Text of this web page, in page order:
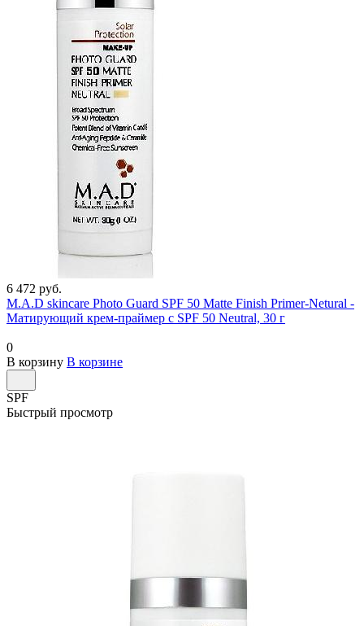
6 472 руб.
M.A.D skincare Photo Guard SPF 50 Matte Finish Primer-Netural -
Матирующий крем-праймер с SPF 50 Neutral, 30 г
0
В корзину В корзине
SPF
Быстрый просмотр